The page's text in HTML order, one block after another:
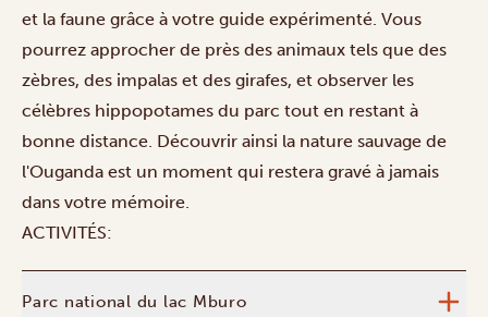
et la faune grâce à votre guide expérimenté. Vous
pourrez approcher de près des animaux tels que des
zèbres, des impalas et des girafes, et observer les
célèbres hippopotames du parc tout en restant à
bonne distance. Découvrir ainsi la nature sauvage de
l'Ouganda est un moment qui restera gravé à jamais
dans votre mémoire.
ACTIVITÉS:
Parc national du lac Mburo